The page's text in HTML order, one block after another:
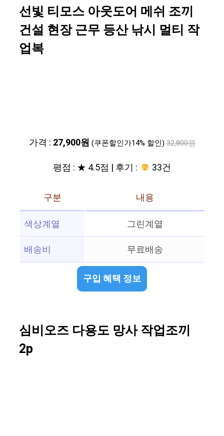
선빛 티모스 아웃도어 메쉬 조끼
건설 현장 근무 등산 낚시 멀티 작
업복
가격 : 27,900원 (쿠폰할인가14% 할인) 32,800원
평점 : ★ 4.5점 | 후기 : 33건
구분
내용
색상계열
그린계열
배송비
무료배송
구입 혜택 정보
심비오즈 다용도 망사 작업조끼
2p